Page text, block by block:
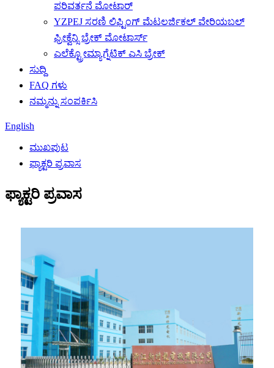
ಪರಿವರ್ತನೆ ಮೋಟಾರ್
YZPEJ ಸರಣಿ ಲಿಫ್ಟಿಂಗ್ ಮೆಟಲರ್ಜಿಕಲ್ ವೇರಿಯಬಲ್
ಫ್ರೀಕ್ವೆನ್ಸಿ ಬ್ರೇಕ್ ಮೋಟಾರ್ಸ್
ಎಲೆಕ್ಟ್ರೋಮ್ಯಾಗ್ನೆಟಿಕ್ ಎಸಿ ಬ್ರೇಕ್
ಸುದ್ದಿ
FAQ ಗಳು
ನಮ್ಮನ್ನು ಸಂಪರ್ಕಿಸಿ
English
ಮುಖಪುಟ
ಫ್ಯಾಕ್ಟರಿ ಪ್ರವಾಸ
ಫ್ಯಾಕ್ಟರಿ ಪ್ರವಾಸ